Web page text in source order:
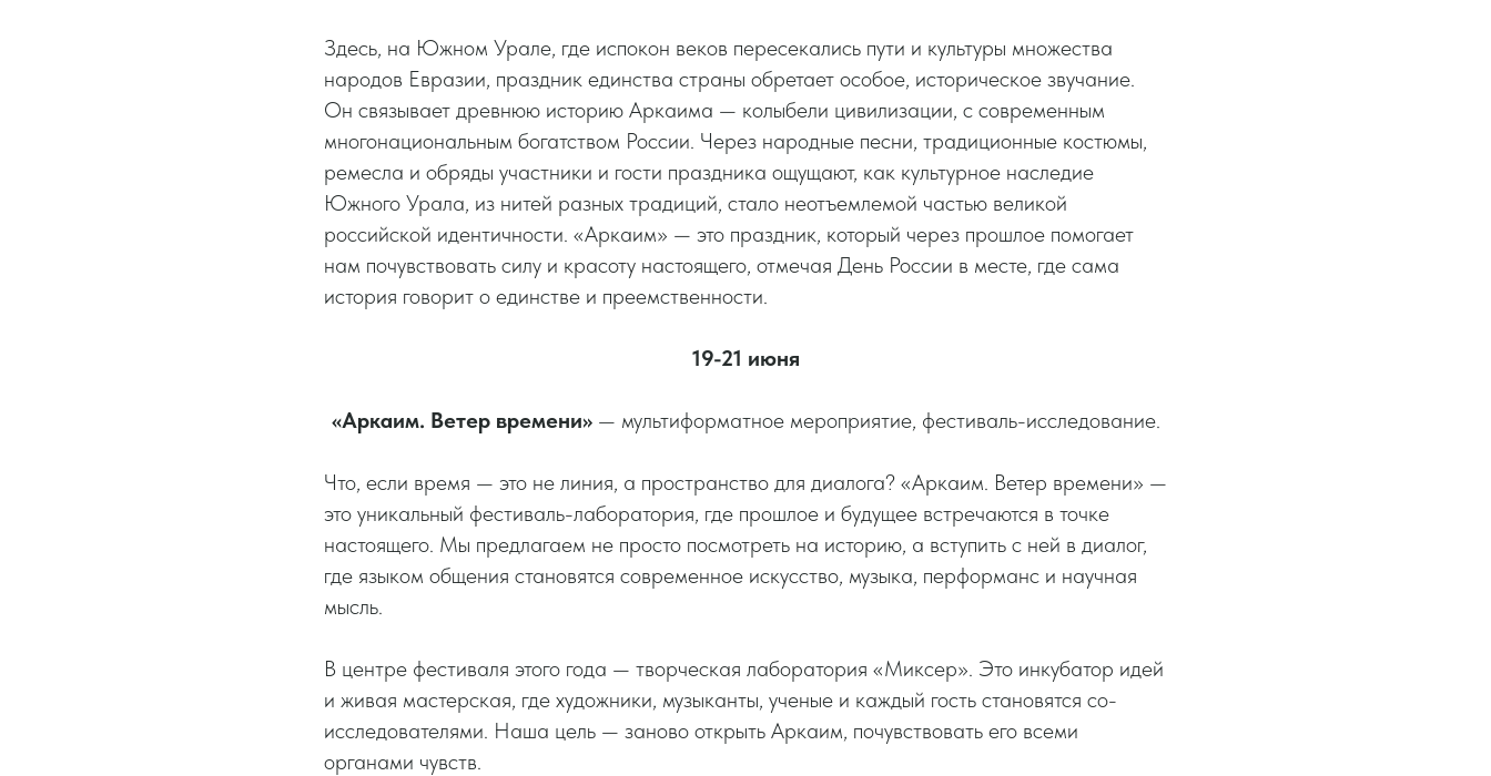
Здесь, на Южном Урале, где испокон веков пересекались пути и культуры множества
народов Евразии, праздник единства страны обретает особое, историческое звучание.
Он связывает древнюю историю Аркаима — колыбели цивилизации, с современным
многонациональным богатством России. Через народные песни, традиционные костюмы,
ремесла и обряды участники и гости праздника ощущают, как культурное наследие
Южного Урала, из нитей разных традиций, стало неотъемлемой частью великой
российской идентичности. «Аркаим» — это праздник, который через прошлое помогает
нам почувствовать силу и красоту настоящего, отмечая День России в месте, где сама
история говорит о единстве и преемственности.
19-21 июня
«Аркаим. Ветер времени»— мультиформатное мероприятие, фестиваль-исследование.
Что, если время — это не линия, а пространство для диалога? «Аркаим. Ветер времени» —
это уникальный фестиваль-лаборатория, где прошлое и будущее встречаются в точке
настоящего. Мы предлагаем не просто посмотреть на историю, а вступить с ней в диалог,
где языком общения становятся современное искусство, музыка, перформанс и научная
мысль.
В центре фестиваля этого года — творческая лаборатория «Миксер». Это инкубатор идей
и живая мастерская, где художники, музыканты, ученые и каждый гость становятся со-
исследователями. Наша цель — заново открыть Аркаим, почувствовать его всеми
органами чувств.